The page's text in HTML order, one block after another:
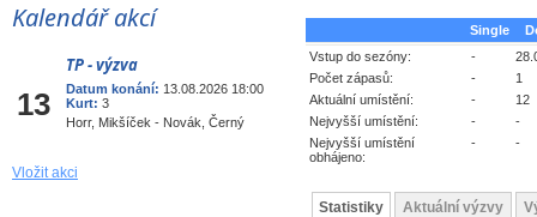
Kalendář akcí
13
TP - výzva
Datum konání: 13.08.2026 18:00
Kurt: 3
Horr, Mikšíček - Novák, Černý
Vložit akci
Single
Vstup do sezóny:
-
Počet zápasů:
-
1
Aktuální umístění:
-
12
Nejvyšší umístění:
-
-
Nejvyšší umístění
obhájeno:
- -
Statistiky Aktuální výzvy